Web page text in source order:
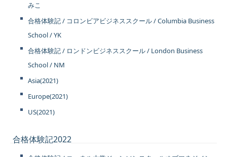
みこ
合格体験記 / コロンビアビジネススクール / Columbia Business
School / YK
合格体験記 / ロンドンビジネススクール / London Business
School / NM
Asia(2021)
Europe(2021)
US(2021)
合格体験記2022